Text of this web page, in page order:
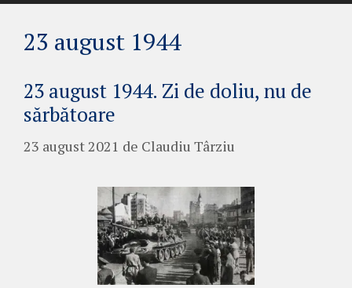
23 august 1944
23 august 1944. Zi de doliu, nu de
sărbătoare
23 august 2021 de Claudiu Târziu